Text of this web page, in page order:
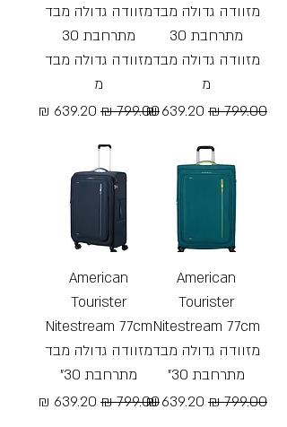
מזוודה גדולה מבד
מתרחבת 30
מזוודה גדולה מבד
מ
מחיר רגיל מחיר מבצע
מזוודה גדולה מבד
מתרחבת 30
מזוודה גדולה מבד
מ
מחיר רגיל מחיר מבצע
American
Tourister
Nitestream 77cm
מזוודה גדולה מבד
מתרחבת 30"
מחיר רגיל מחיר מבצע
American
Tourister
Nitestream 77cm
מזוודה גדולה מבד
מתרחבת 30"
מחיר רגיל מחיר מבצע